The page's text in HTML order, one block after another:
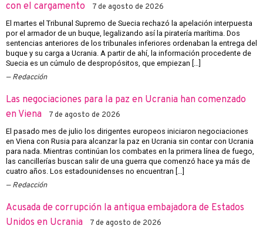
con el cargamento
7 de agosto de 2026
El martes el Tribunal Supremo de Suecia rechazó la apelación interpuesta
por el armador de un buque, legalizando así la piratería marítima. Dos
sentencias anteriores de los tribunales inferiores ordenaban la entrega del
buque y su carga a Ucrania. A partir de ahí, la información procedente de
Suecia es un cúmulo de despropósitos, que empiezan […]
Redacción
Las negociaciones para la paz en Ucrania han comenzado
en Viena
7 de agosto de 2026
El pasado mes de julio los dirigentes europeos iniciaron negociaciones
en Viena con Rusia para alcanzar la paz en Ucrania sin contar con Ucrania
para nada. Mientras continúan los combates en la primera línea de fuego,
las cancillerías buscan salir de una guerra que comenzó hace ya más de
cuatro años. Los estadounidenses no encuentran […]
Redacción
Acusada de corrupción la antigua embajadora de Estados
Unidos en Ucrania
7 de agosto de 2026